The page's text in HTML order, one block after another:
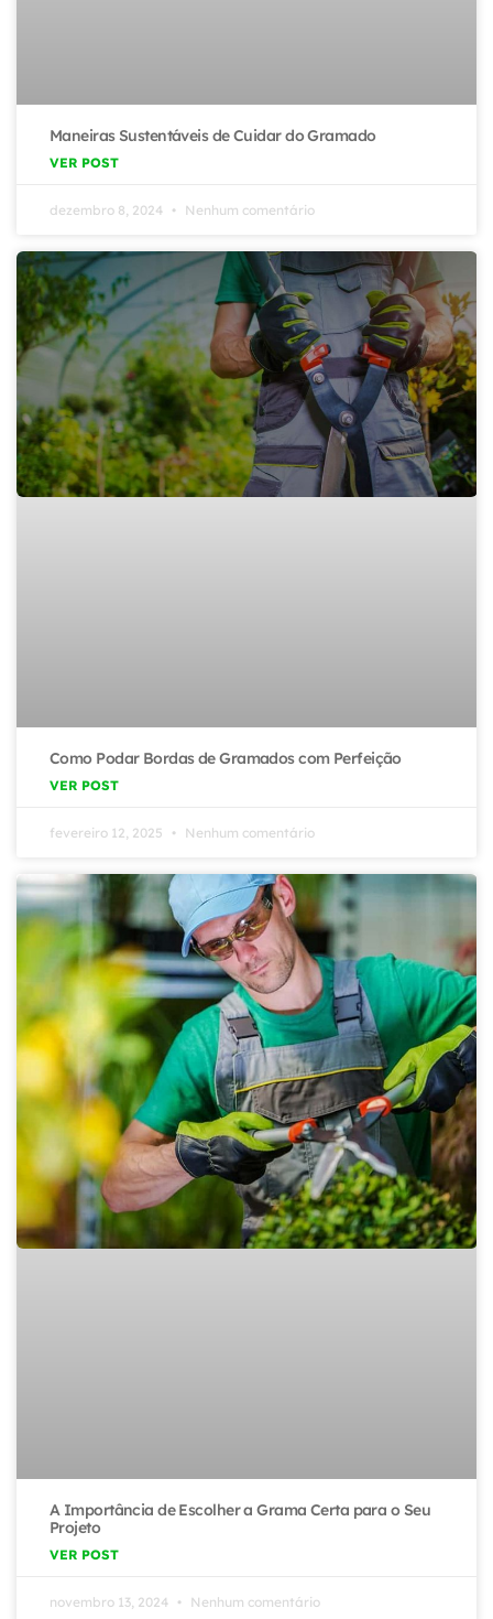
Maneiras Sustentáveis de Cuidar do Gramado
VER POST
dezembro 8, 2024 Nenhum comentário
Como Podar Bordas de Gramados com Perfeição
VER POST
fevereiro 12, 2025 Nenhum comentário
A Importância de Escolher a Grama Certa para o Seu
Projeto
VER POST
novembro 13, 2024 Nenhum comentário